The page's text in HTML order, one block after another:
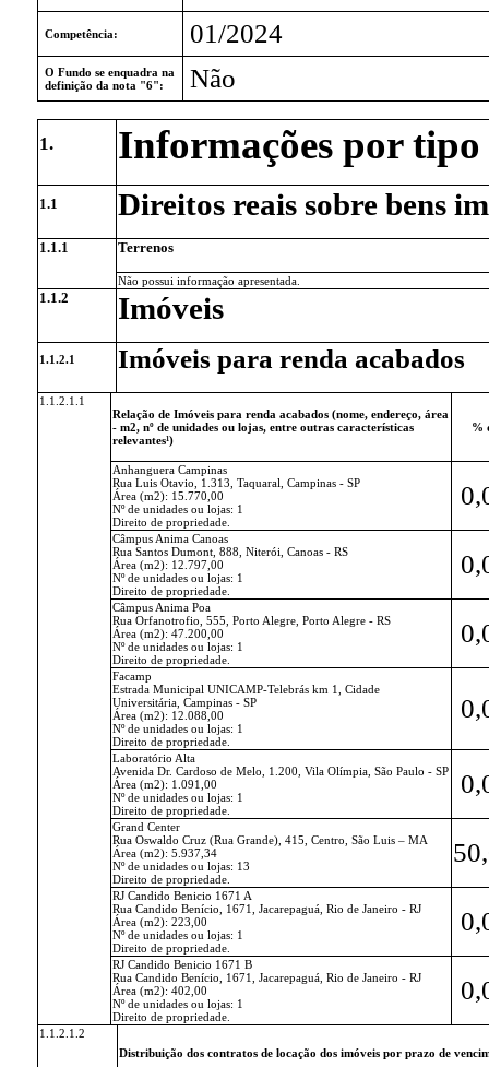
Competência: 01/2024
O Fundo se enquadra na
definição da nota "6":
Não
1. Informações por
1.1 Direitos reais sobre bens
1.1.1 Terrenos
Não possui informação apresentada.
1.1.2 Imóveis
1.1.2.1 Imóveis para renda acabados
1.1.2.1.1
Relação de Imóveis para renda acabados (nome, endereço, área
- m2, nº de unidades ou lojas, entre outras características
relevantes¹)
%
Anhanguera Campinas
Rua Luis Otavio, 1.313, Taquaral, Campinas - SP
Área (m2): 15.770,00
Nº de unidades ou lojas: 1
Direito de propriedade.
Câmpus Anima Canoas
Rua Santos Dumont, 888, Niterói, Canoas - RS
Área (m2): 12.797,00
Nº de unidades ou lojas: 1
Direito de propriedade.
Câmpus Anima Poa
Rua Orfanotrofio, 555, Porto Alegre, Porto Alegre - RS
Área (m2): 47.200,00
Nº de unidades ou lojas: 1
Direito de propriedade.
Facamp
Estrada Municipal UNICAMP-Telebrás km 1, Cidade
Universitária, Campinas - SP
Área (m2): 12.088,00
Nº de unidades ou lojas: 1
Direito de propriedade.
Laboratório Alta
Avenida Dr. Cardoso de Melo, 1.200, Vila Olímpia, São Paulo - SP
Área (m2): 1.091,00
Nº de unidades ou lojas: 1
Direito de propriedade.
Grand Center
Rua Oswaldo Cruz (Rua Grande), 415, Centro, São Luis – MA
Área (m2): 5.937,34
Nº de unidades ou lojas: 13
Direito de propriedade.
RJ Candido Benicio 1671 A
Rua Candido Benício, 1671, Jacarepaguá, Rio de Janeiro - RJ
Área (m2): 223,00
Nº de unidades ou lojas: 1
Direito de propriedade.
RJ Candido Benicio 1671 B
Rua Candido Benício, 1671, Jacarepaguá, Rio de Janeiro - RJ
Área (m2): 402,00
Nº de unidades ou lojas: 1
Direito de propriedade.
1.1.2.1.2
Distribuição dos contratos de locação dos imóveis por prazo de